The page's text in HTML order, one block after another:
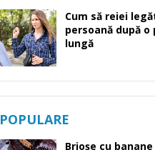
Cum să reiei
persoană după o
lungă
POPULARE
Brioșe cu banane